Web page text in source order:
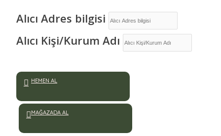
Alıcı Adres bilgisi
Alıcı Kişi/Kurum Adı
HEMEN AL
MAĞAZADA AL